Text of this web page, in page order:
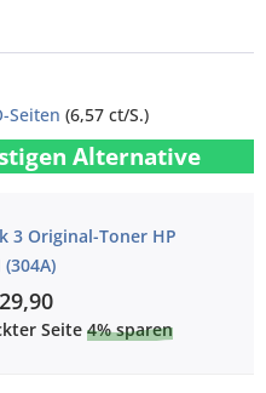
Seiten (6,57 ct/S.)
Alternative
3 Original-Toner HP
(304A)
Seite4% sparen